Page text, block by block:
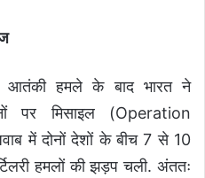
आतंकी हमले के बाद भारत ने
पर मिसाइल (Operation
में दोनों देशों के बीच 7 से 10
हमलों की झड़प चली. अंततः